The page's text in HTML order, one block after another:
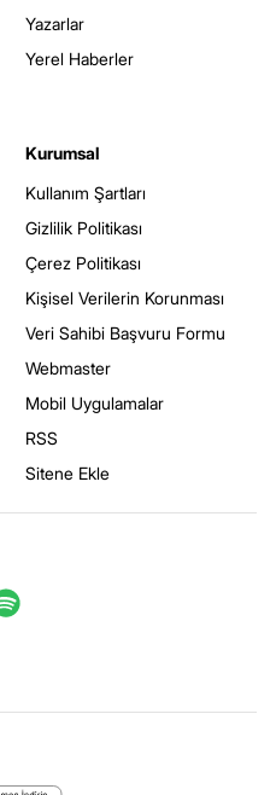
Yazarlar
Yerel Haberler
Kurumsal
Kullanım Şartları
Gizlilik Politikası
Çerez Politikası
Kişisel Verilerin Korunması
Veri Sahibi Başvuru Formu
Webmaster
Mobil Uygulamalar
RSS
Sitene Ekle